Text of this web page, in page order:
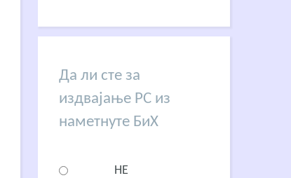
Да ли сте за
издвајање РС из
наметнуте БиХ
НЕ